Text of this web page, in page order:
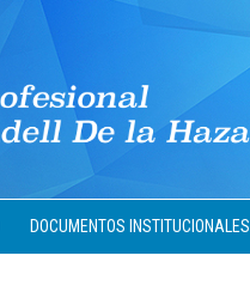
DOCUMENTOS INSTITUCIONALES